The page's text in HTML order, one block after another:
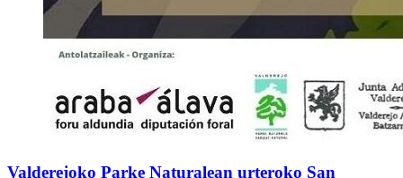
Valderejoko Parke Naturalean urteroko San